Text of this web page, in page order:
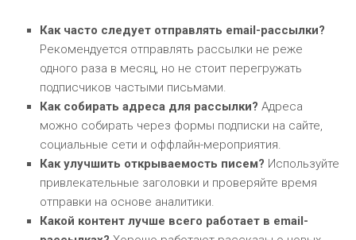
Как часто следует отправлять email-рассылки?
Рекомендуется отправлять рассылки не реже
одного раза в месяц, но не стоит перегружать
подписчиков частыми письмами.
Как собирать адреса для рассылки? Адреса
можно собирать через формы подписки на сайте,
социальные сети и оффлайн-мероприятия.
Как улучшить открываемость писем? Используйте
привлекательные заголовки и проверяйте время
отправки на основе аналитики.
Какой контент лучше всего работает в email-